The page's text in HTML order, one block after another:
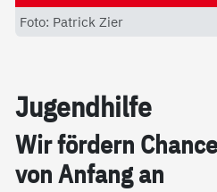
Foto: Patrick Zier
Ju­gend­hil­fe
Wir för­dern
von An­fang an